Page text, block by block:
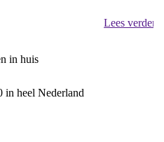
Lees verder
in huis
in heel Nederland